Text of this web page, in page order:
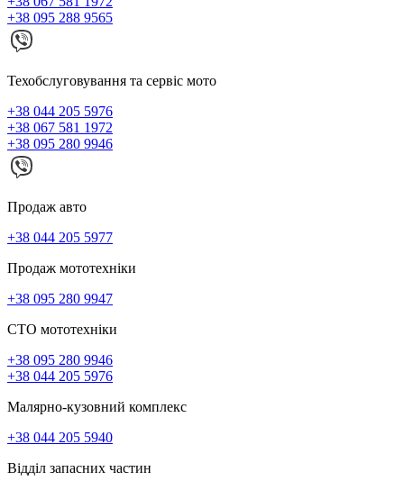
+38 095 288 9565
Техобслуговування та сервіс мото
+38 044 205 5976
+38 067 581 1972
+38 095 280 9946
Продаж авто
+38 044 205 5977
Продаж мототехніки
+38 095 280 9947
СТО мототехніки
+38 095 280 9946
+38 044 205 5976
Малярно-кузовний комплекс
+38 044 205 5940
Відділ запасних частин